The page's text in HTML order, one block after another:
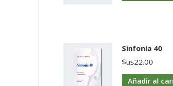
Sinfonía 40
$us22.00
Añadir al